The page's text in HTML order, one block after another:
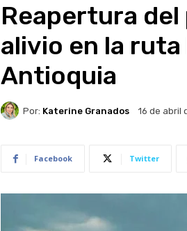
Reapertura del
alivio en la ruta
Antioquia
Por: Katerine Granados 16 de abril
Facebook Twitter